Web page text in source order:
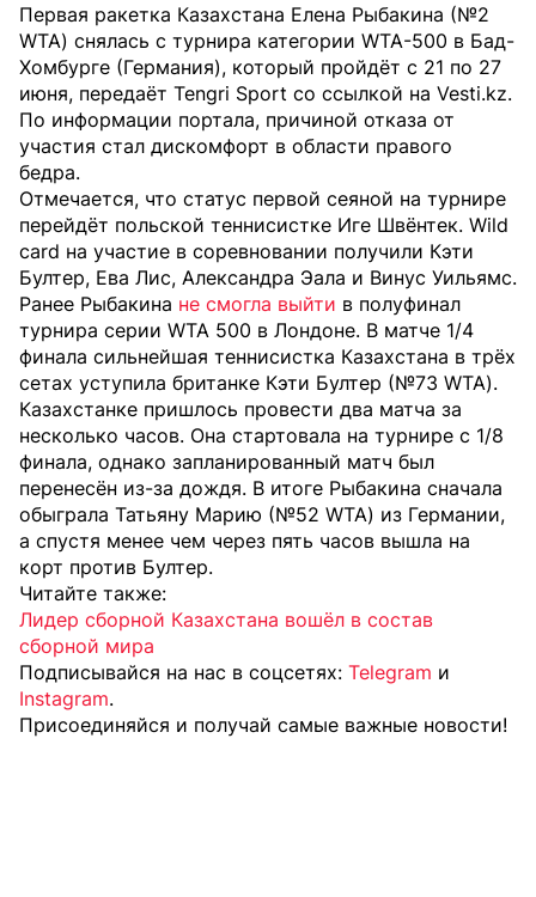
Первая ракетка Казахстана Елена Рыбакина (№2
WTA) снялась с турнира категории WTA-500 в Бад-
Хомбурге (Германия), который пройдёт с 21 по 27
июня, передаёт Tengri Sport со ссылкой на Vesti.kz.
По информации портала, причиной отказа от
участия стал дискомфорт в области правого
бедра.
Отмечается, что статус первой сеяной на турнире
перейдёт польской теннисистке Иге Швёнтек. Wild
card на участие в соревновании получили Кэти
Бултер, Ева Лис, Александра Эала и Винус Уильямс.
Ранее Рыбакина не смогла выйти в полуфинал
турнира серии WTA 500 в Лондоне. В матче 1/4
финала сильнейшая теннисистка Казахстана в трёх
сетах уступила британке Кэти Бултер (№73 WTA).
Казахстанке пришлось провести два матча за
несколько часов. Она стартовала на турнире с 1/8
финала, однако запланированный матч был
перенесён из-за дождя. В итоге Рыбакина сначала
обыграла Татьяну Марию (№52 WTA) из Германии,
а спустя менее чем через пять часов вышла на
корт против Бултер.
Читайте также:
Лидер сборной Казахстана вошёл в состав
сборной мира
Подписывайся на нас в соцсетях: Telegram и
Instagram.
Присоединяйся и получай самые важные новости!